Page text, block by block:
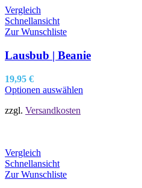
Vergleich
Schnellansicht
Zur Wunschliste
Lausbub | Beanie
19,95 €
Optionen auswählen
zzgl. Versandkosten
Vergleich
Schnellansicht
Zur Wunschliste